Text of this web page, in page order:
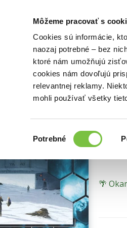
Môžeme pracovať s
Cookies sú informácie,
naozaj potrebné – bez
ktoré nám umožňujú
cookies nám dovoľujú
relevantnej reklamy.
mohli používať všetky
súhlasu
Potrebné
Beletria knihy Sci-fi a fantasy
🌴